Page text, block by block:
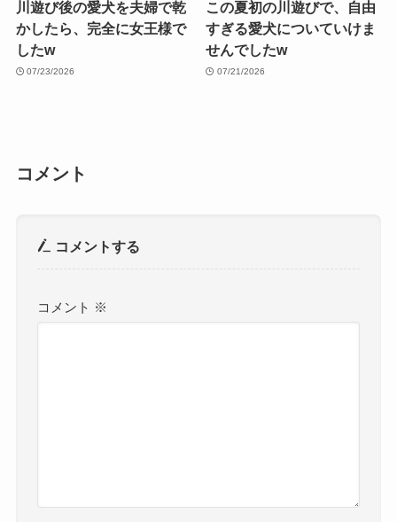
川遊び後の愛犬を夫婦で乾
かしたら、完全に女王様で
したw
07/23/2026
この夏初の川遊びで、自由
すぎる愛犬についていけま
せんでしたw
07/21/2026
コメント
コメントする
コメント ※